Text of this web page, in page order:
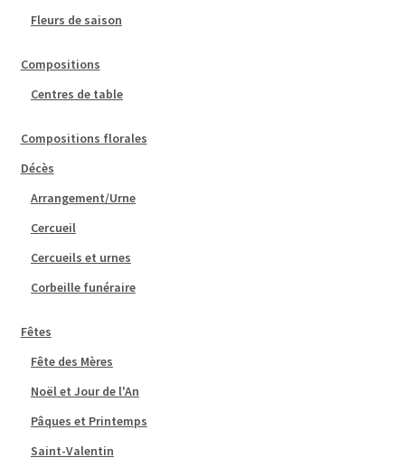
Fleurs de saison
Compositions
Centres de table
Compositions florales
Décès
Arrangement/Urne
Cercueil
Cercueils et urnes
Corbeille funéraire
Fêtes
Fête des Mères
Noël et Jour de l'An
Pâques et Printemps
Saint-Valentin